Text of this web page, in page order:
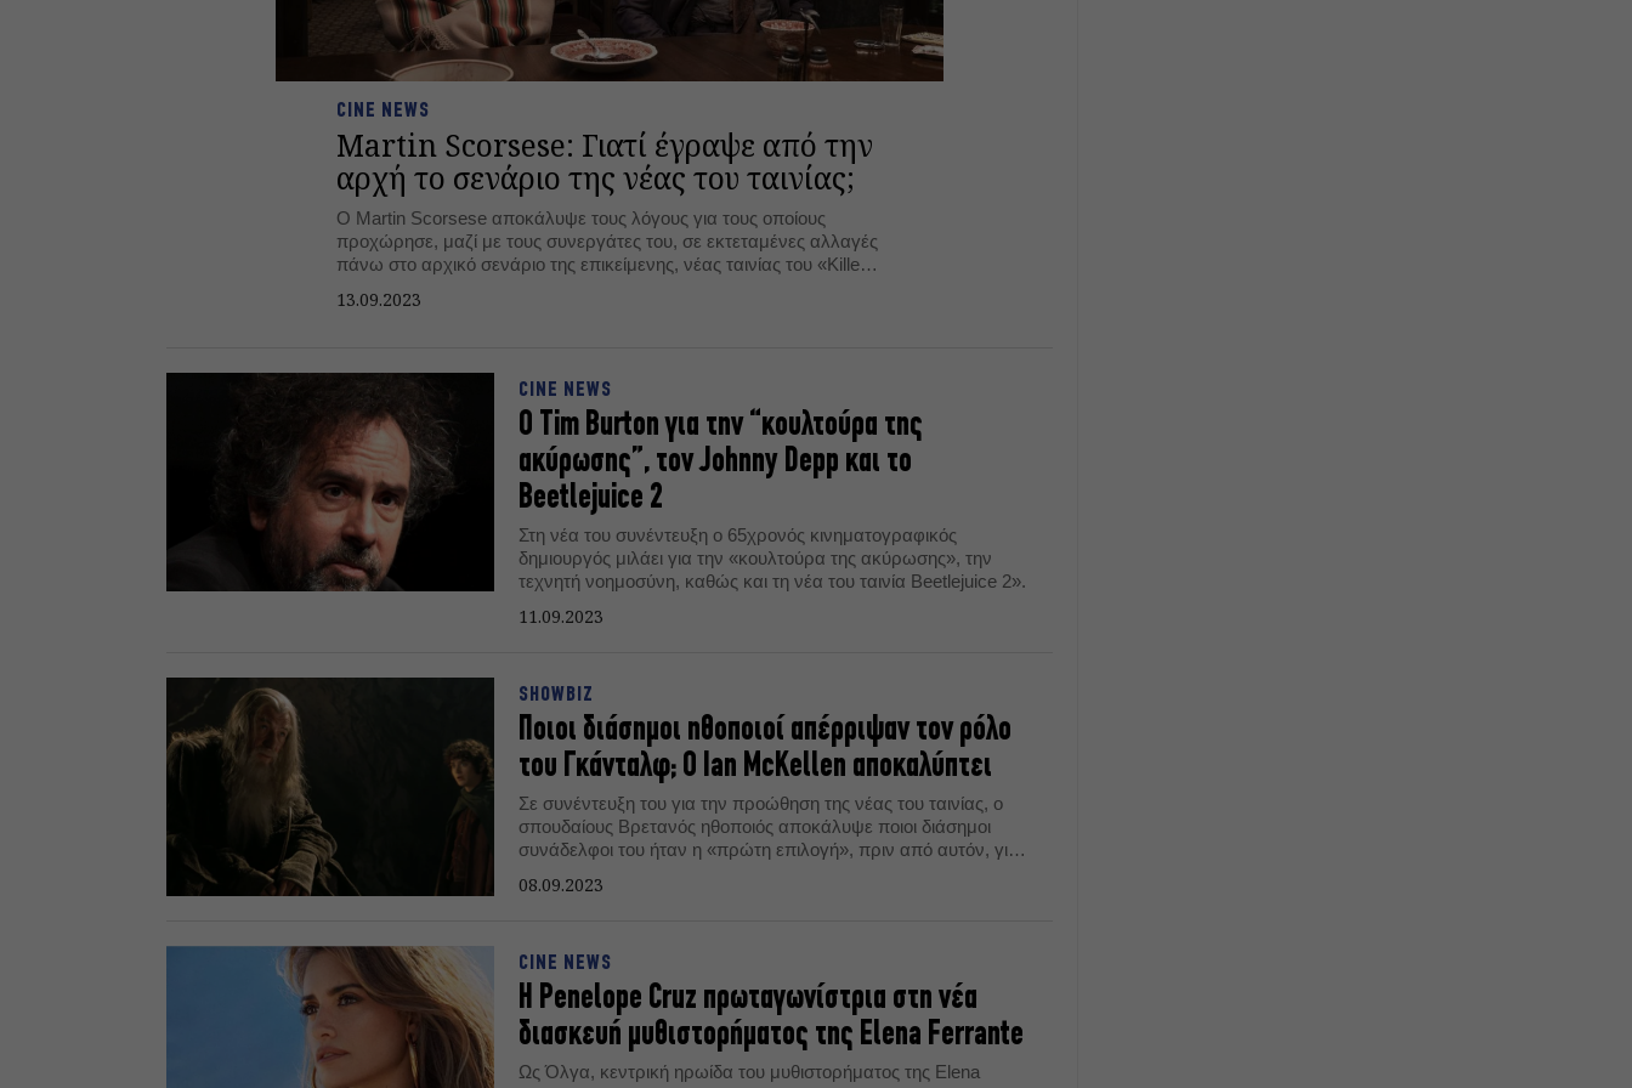
CINE NEWS
Martin Scorsese: Γιατί έγραψε από την
αρχή το σενάριο της νέας του ταινίας;
Ο Martin Scorsese αποκάλυψε τους λόγους για τους οποίους
προχώρησε, μαζί με τους συνεργάτες του, σε εκτεταμένες αλλαγές
πάνω στο αρχικό σενάριο της επικείμενης, νέας ταινίας του «Killers
13.09.2023
CINE NEWS
Ο Tim Burton για την “κουλτούρα της
ακύρωσης”, τον Johnny Depp και το
Beetlejuice 2
Στη νέα του συνέντευξη ο 65χρονός κινηματογραφικός
δημιουργός μιλάει για την «κουλτούρα της ακύρωσης», την
τεχνητή νοημοσύνη, καθώς και τη νέα του ταινία Beetlejuice 2».
11.09.2023
SHOWBIZ
Ποιοι διάσημοι ηθοποιοί απέρριψαν τον ρόλο
του Γκάνταλφ; Ο Ian McKellen αποκαλύπτει
Σε συνέντευξη του για την προώθηση της νέας του ταινίας, ο
σπουδαίους Βρετανός ηθοποιός αποκάλυψε ποιοι διάσημοι
συνάδελφοι του ήταν η «πρώτη επιλογή», πριν από αυτόν, για
08.09.2023
CINE NEWS
Η Penelope Cruz πρωταγωνίστρια στη νέα
διασκευή μυθιστορήματος της Elena Ferrante
Ως Όλγα, κεντρική ηρωίδα του μυθιστορήματος της Elena